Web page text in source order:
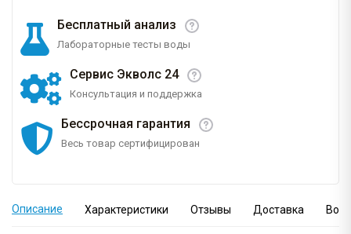
Бесплатный анализ
Лабораторные тесты воды
Сервис Экволс 24
Консультация и поддержка
Бессрочная гарантия
Весь товар сертифицирован
Описание Характеристики Отзывы Доставка